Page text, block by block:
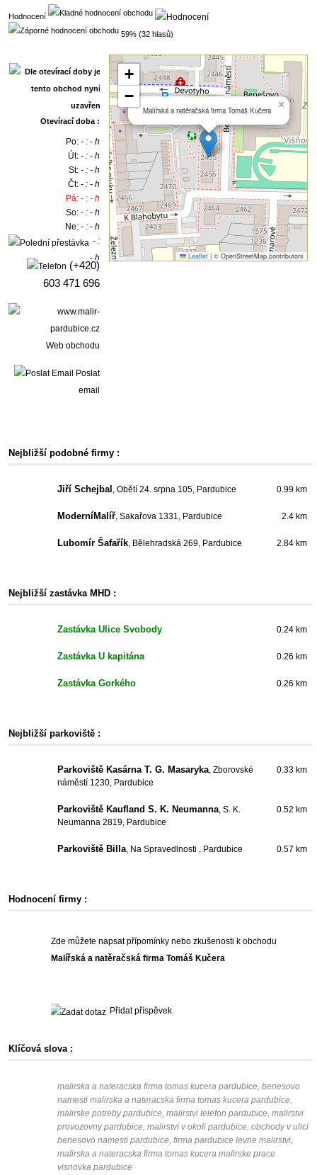
Hodnocení
59% (32 hlasů)
Otevírací doba :
Po:- : - h
Út:- : - h
St:- : - h
Čt:- : - h
Pá:- : - h
So:- : - h
Ne:- : - h
- :
- h
(+420)
603 471 696
Web obchodu
Poslat
email
Malířská a natěračská firma Tomáš Kučera ×
+
−
Leaflet |© OpenStreetMap contributors
Nejbližší podobné firmy :
Jiří Schejbal , Obětí 24. srpna 105, Pardubice 0.99 km
ModerníMalíř, Sakařova 1331, Pardubice 2.4 km
Lubomír Šafařík, Bělehradská 269, Pardubice 2.84 km
Nejbližší zastávka MHD :
Zastávka Ulice Svobody 0.24 km
Zastávka U kapitána 0.26 km
Zastávka Gorkého 0.26 km
Nejbližší parkoviště :
Parkoviště Kasárna T. G. Masaryka, Zborovské
náměstí 1230, Pardubice
0.33 km
Parkoviště Kaufland S. K. Neumanna, S. K.
Neumanna 2819, Pardubice
0.52 km
Parkoviště Billa, Na Spravedlnosti , Pardubice 0.57 km
Hodnocení firmy :
Zde můžete napsat přípomínky nebo zkušenosti k obchodu
Malířská a natěračská firma Tomáš Kučera
Přidat příspěvek
Klíčová slova :
malirska a nateracska firma tomas kucera pardubice, benesovo
namesti malirska a nateracska firma tomas kucera pardubice,
malirske potreby pardubice, malirstvi telefon pardubice, malirstvi
provozovny pardubice, malirstvi v okoli pardubice, obchody v ulici
benesovo namesti pardubice, firma pardubice levne malirstvi,
malirska a nateracska firma tomas kucera malirske prace
visnovka pardubice